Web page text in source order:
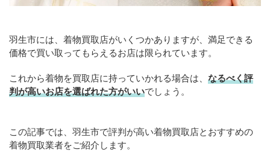
羽生市には、着物買取店がいくつかありますが、満足できる
価格で買い取ってもらえるお店は限られています。
これから着物を買取店に持っていかれる場合は、 なるべく評
判が高いお店を選ばれた方がいいでしょう。
この記事では、羽生市で評判が高い着物買取店とおすすめの
着物買取業者をご紹介します。